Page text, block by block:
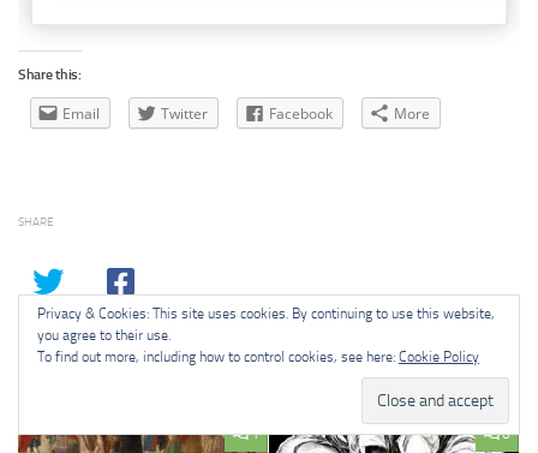
Share this:
Email Twitter Facebook More
SHARE
YOU MAY ALSO LIKE...
1 0
Privacy & Cookies: This site uses cookies. By continuing to use this website,
you agree to their use.
To find out more, including how to control cookies, see here: Cookie Policy